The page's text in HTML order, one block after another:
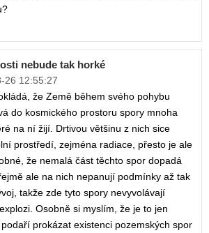
nebude tak horké
26 12:55:27
že Země během svého pohybu
do kosmického prostoru spory mnoha
na ní žijí. Drtivou většinu z nich sice
prostředí, zejména radiace, přesto je ale
že nemalá část těchto spor dopadá
ale na nich nepanují podmínky až tak
takže zde tyto spory nevyvolávají
Osobně si myslím, že je to jen
prokázat existenci pozemských spor